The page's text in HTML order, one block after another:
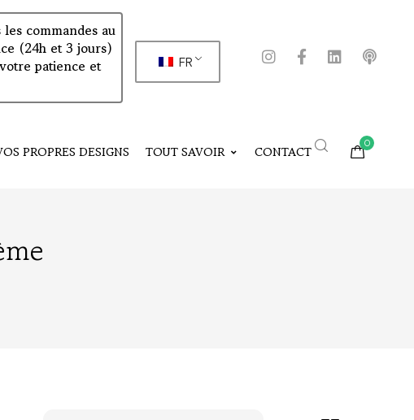
commandes au
(24h et 3 jours)
patience et
FR
PROPRES DESIGNS TOUT SAVOIR CONTACT
0